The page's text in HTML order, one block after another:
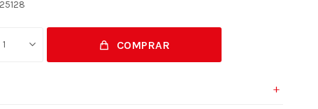
1 COMPRAR